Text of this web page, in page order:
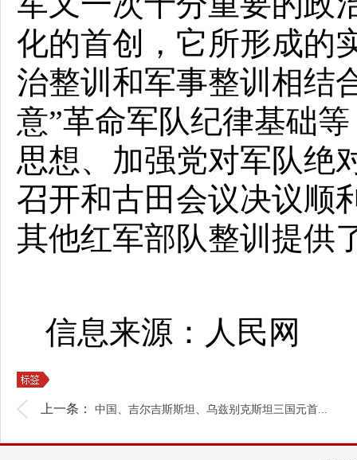
化的首创，它所形成的
治整训和军事整训相结
意”革命军队纪律基础
思想、加强党对军队绝
召开和古田会议决议顺
其他红军部队整训提供
信息来源：人民网
上一条： 中国、吉尔吉斯斯坦、乌兹别克斯坦三国元首...